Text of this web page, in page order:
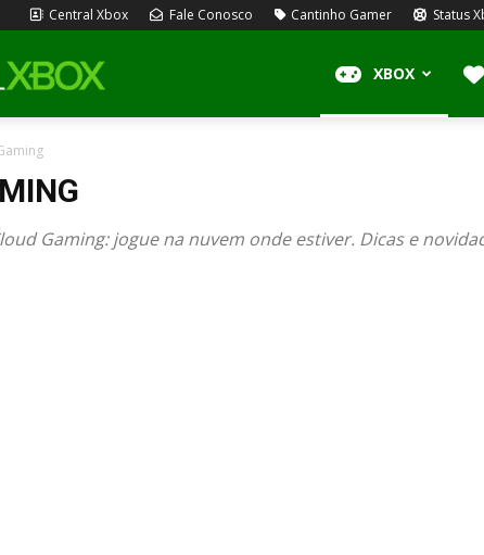
Central Xbox Fale Conosco Cantinho Gamer Status
XBOX
Gaming: jogue na nuvem onde estiver. Dicas e